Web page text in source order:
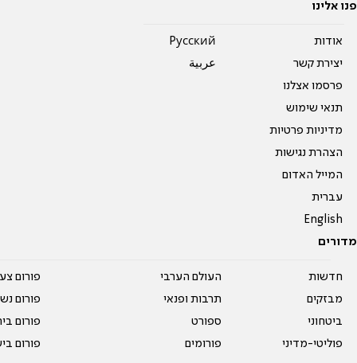
פנו אלינו
אודות
יצירת קשר
פרסמו אצלנו
תנאי שימוש
מדיניות פרטיות
הצהרת נגישות
המייל האדום
עברית
English
Pусский
عربية
מדורים
חדשות
מבזקים
ביטחוני
פוליטי-מדיני
העולם הערבי
תרבות ופנאי
ספורט
פורומים
פורום
פורום
פורום
פורום